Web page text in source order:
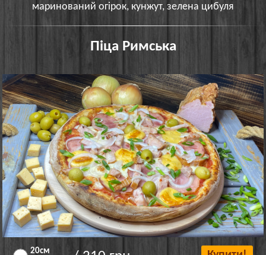
маринований огірок, кунжут, зелена цибуля
Піца Римська
20см